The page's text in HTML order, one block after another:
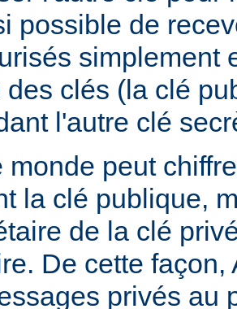
possible de
simplement
des clés (la clé
l'autre clé
monde peut
la clé publique,
de la clé
De cette façon,
privés au